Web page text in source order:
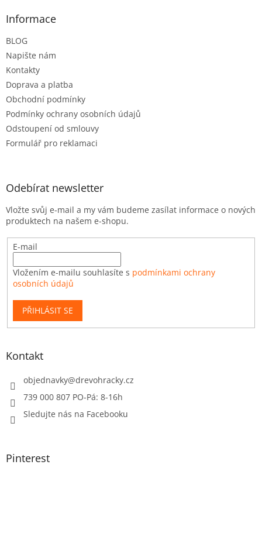
Informace
BLOG
Napište nám
Kontakty
Doprava a platba
Obchodní podmínky
Podmínky ochrany osobních údajů
Odstoupení od smlouvy
Formulář pro reklamaci
Odebírat newsletter
Vložte svůj e-mail a my vám budeme zasílat informace o nových
produktech na našem e-shopu.
E-mail
Vložením e-mailu souhlasíte s podmínkami ochrany
osobních údajů
PŘIHLÁSIT SE
Kontakt
objednavky@drevohracky.cz
739 000 807 PO-Pá: 8-16h
Sledujte nás na Facebooku
Pinterest